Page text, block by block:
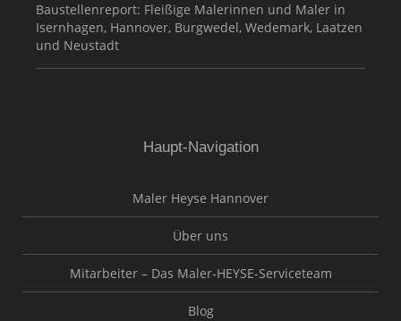
Baustellenreport: Fleißige Malerinnen und Maler in
Isernhagen, Hannover, Burgwedel, Wedemark, Laatzen
und Neustadt
Haupt-Navigation
Maler Heyse Hannover
Über uns
Mitarbeiter – Das Maler-HEYSE-Serviceteam
Blog